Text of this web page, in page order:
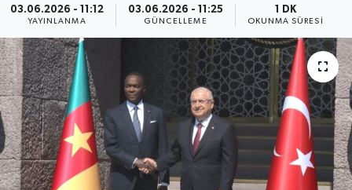
03.06.2026 - 11:12
YAYINLANMA
03.06.2026 - 11:25
GÜNCELLEME
1 DK
OKUNMA SÜRESI
ÇEVRE
Dış Haberler
Dünya
EĞİTİM